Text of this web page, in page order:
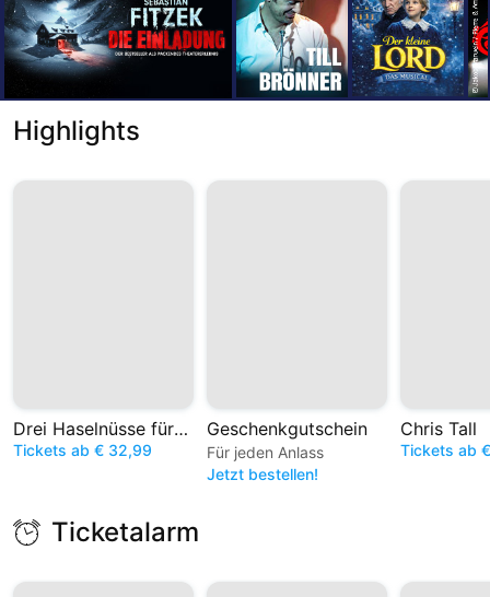
Highlights
Drei Haselnüsse für Aschenbrödel – Das Musical
Tickets ab € 32,99
Geschenkgutschein
Für jeden Anlass
Jetzt bestellen!
Chris Tall
Tickets ab
Ticketalarm